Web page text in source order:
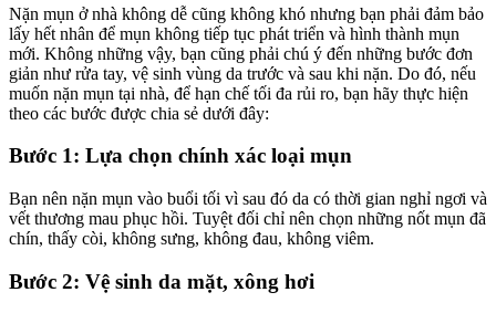
Nặn mụn ở nhà không dễ cũng không khó nhưng bạn phải đảm bảo
lấy hết nhân để mụn không tiếp tục phát triển và hình thành mụn
mới. Không những vậy, bạn cũng phải chú ý đến những bước đơn
giản như rửa tay, vệ sinh vùng da trước và sau khi nặn. Do đó, nếu
muốn nặn mụn tại nhà, để hạn chế tối đa rủi ro, bạn hãy thực hiện
theo các bước được chia sẻ dưới đây:
Bước 1: Lựa chọn chính xác loại mụn
Bạn nên nặn mụn vào buổi tối vì sau đó da có thời gian nghỉ ngơi và
vết thương mau phục hồi. Tuyệt đối chỉ nên chọn những nốt mụn đã
chín, thấy còi, không sưng, không đau, không viêm.
Bước 2: Vệ sinh da mặt, xông hơi